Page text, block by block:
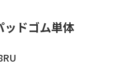
ッドゴム単体